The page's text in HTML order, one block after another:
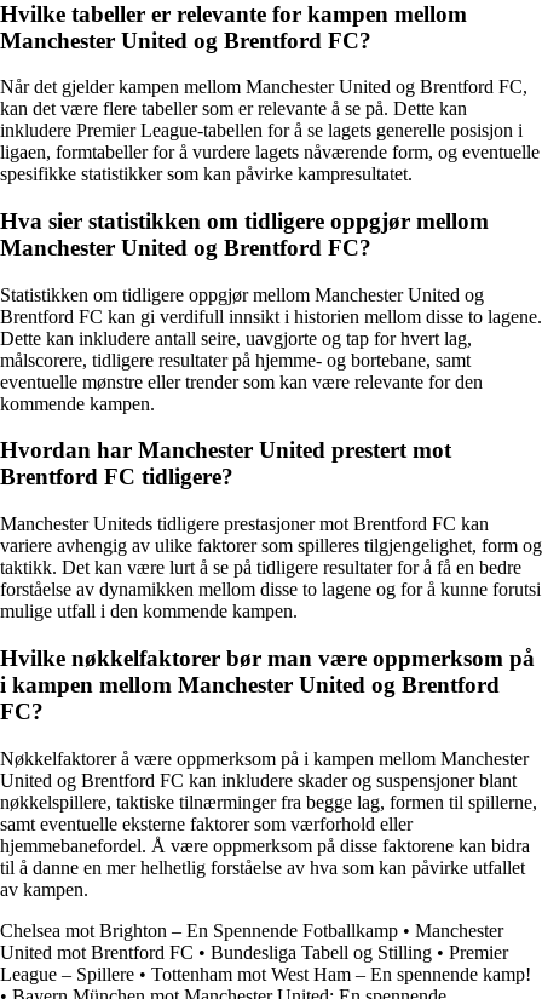
Hvilke tabeller er relevante for kampen mellom
Manchester United og Brentford FC?
Når det gjelder kampen mellom Manchester United og Brentford FC,
kan det være flere tabeller som er relevante å se på. Dette kan
inkludere Premier League-tabellen for å se lagets generelle posisjon i
ligaen, formtabeller for å vurdere lagets nåværende form, og eventuelle
spesifikke statistikker som kan påvirke kampresultatet.
Hva sier statistikken om tidligere oppgjør mellom
Manchester United og Brentford FC?
Statistikken om tidligere oppgjør mellom Manchester United og
Brentford FC kan gi verdifull innsikt i historien mellom disse to lagene.
Dette kan inkludere antall seire, uavgjorte og tap for hvert lag,
målscorere, tidligere resultater på hjemme- og bortebane, samt
eventuelle mønstre eller trender som kan være relevante for den
kommende kampen.
Hvordan har Manchester United prestert mot
Brentford FC tidligere?
Manchester Uniteds tidligere prestasjoner mot Brentford FC kan
variere avhengig av ulike faktorer som spilleres tilgjengelighet, form og
taktikk. Det kan være lurt å se på tidligere resultater for å få en bedre
forståelse av dynamikken mellom disse to lagene og for å kunne forutsi
mulige utfall i den kommende kampen.
Hvilke nøkkelfaktorer bør man være oppmerksom på
i kampen mellom Manchester United og Brentford
FC?
Nøkkelfaktorer å være oppmerksom på i kampen mellom Manchester
United og Brentford FC kan inkludere skader og suspensjoner blant
nøkkelspillere, taktiske tilnærminger fra begge lag, formen til spillerne,
samt eventuelle eksterne faktorer som værforhold eller
hjemmebanefordel. Å være oppmerksom på disse faktorene kan bidra
til å danne en mer helhetlig forståelse av hva som kan påvirke utfallet
av kampen.
Chelsea mot Brighton – En Spennende Fotballkamp • Manchester
United mot Brentford FC • Bundesliga Tabell og Stilling • Premier
League – Spillere • Tottenham mot West Ham – En spennende kamp!